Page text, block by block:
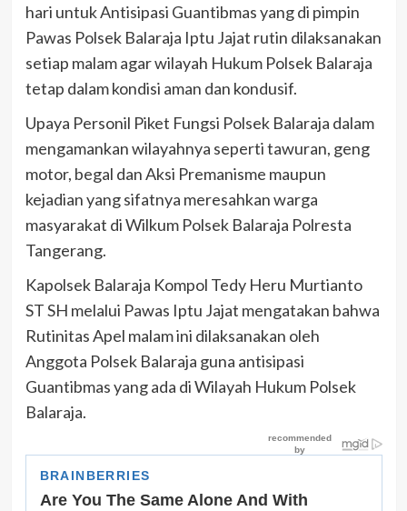
hari untuk Antisipasi Guantibmas yang di pimpin
Pawas Polsek Balaraja Iptu Jajat rutin dilaksanakan
setiap malam agar wilayah Hukum Polsek Balaraja
tetap dalam kondisi aman dan kondusif.
Upaya Personil Piket Fungsi Polsek Balaraja dalam
mengamankan wilayahnya seperti tawuran, geng
motor, begal dan Aksi Premanisme maupun
kejadian yang sifatnya meresahkan warga
masyarakat di Wilkum Polsek Balaraja Polresta
Tangerang.
Kapolsek Balaraja Kompol Tedy Heru Murtianto
ST SH melalui Pawas Iptu Jajat mengatakan bahwa
Rutinitas Apel malam ini dilaksanakan oleh
Anggota Polsek Balaraja guna antisipasi
Guantibmas yang ada di Wilayah Hukum Polsek
Balaraja.